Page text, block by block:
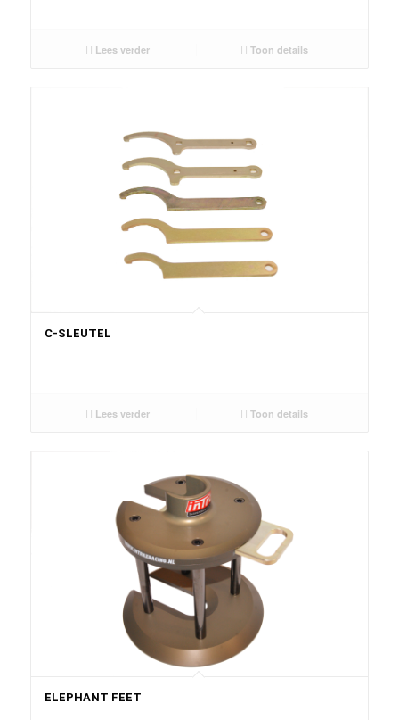
Lees verder Toon details
C-SLEUTEL
Lees verder Toon details
ELEPHANT FEET